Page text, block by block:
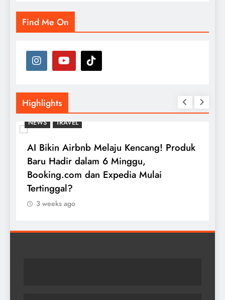
Find Me On
Highlights
NEWS TRAVEL
AI Bikin Airbnb Melaju Kencang! Produk
Baru Hadir dalam 6 Minggu,
Booking.com dan Expedia Mulai
Tertinggal?
3 weeks ago